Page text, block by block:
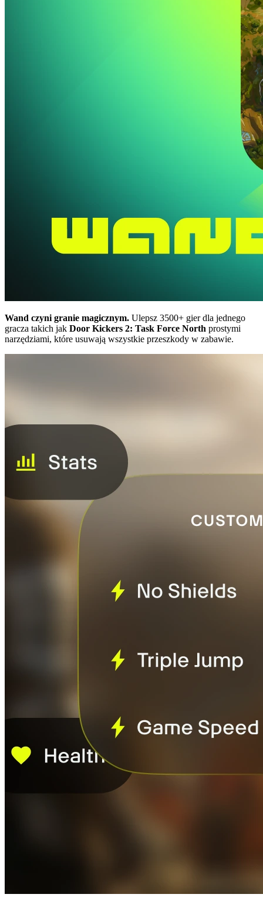
Wand czyni granie magicznym. Ulepsz 3500+ gier dla jednego
gracza takich jak Door Kickers 2: Task Force North prostymi
narzędziami, które usuwają wszystkie przeszkody w zabawie.